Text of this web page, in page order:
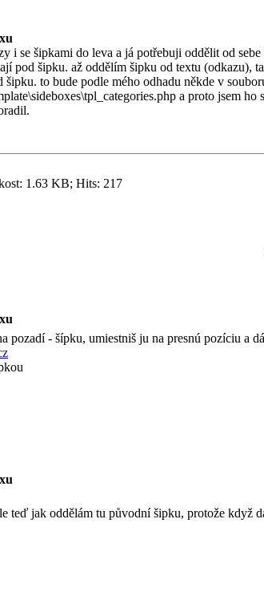
i se šipkami do leva a já potřebuji oddělit od
pod šipku. až oddělím šipku od textu (odkazu),
šipku. to bude podle mého odhadu někde v
a proto jsem
1.63 KB; Hits: 217
pozadí - šípku, umiestniš ju na presnú pozíciu a
teď jak oddělám tu původní šipku, protože když